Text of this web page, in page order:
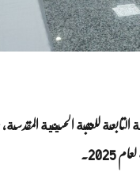
للعتبة الحسينية